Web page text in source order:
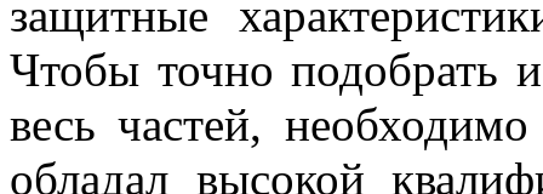
защитные
Чтобы точно подобрать
весь частей,
обладал высокой